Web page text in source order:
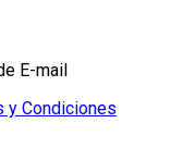
E-mail
y Condiciones